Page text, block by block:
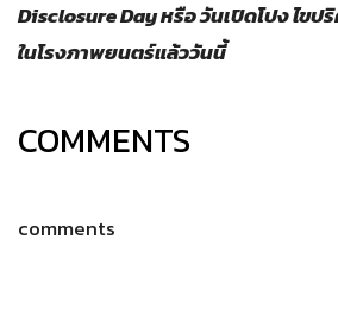
Disclosure Day หรือ วันเปิดโปง ไขป
ในโรงภาพยนตร์แล้ววันนี้
COMMENTS
comments